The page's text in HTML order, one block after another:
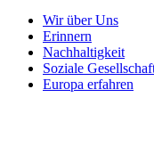
Wir über Uns
Erinnern
Nachhaltigkeit
Soziale
Europa erfahren